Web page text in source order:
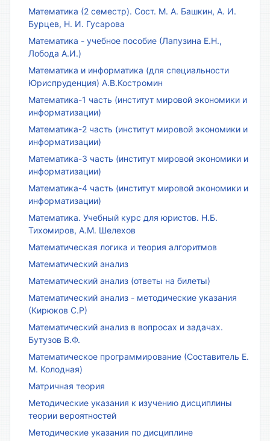
Математика (2 семестр). Сост. М. А. Башкин, А. И.
Бурцев, Н. И. Гусарова
Математика - учебное пособие (Лапузина Е.Н.,
Лобода А.И.)
Математика и информатика (для специальности
Юриспруденция) А.В.Костромин
Математика-1 часть (институт мировой экономики и
информатизации)
Математика-2 часть (институт мировой экономики и
информатизации)
Математика-3 часть (институт мировой экономики и
информатизации)
Математика-4 часть (институт мировой экономики и
информатизации)
Математика. Учебный курс для юристов. Н.Б.
Тихомиров, А.М. Шелехов
Математическая логика и теория алгоритмов
Математический анализ
Математический анализ (ответы на билеты)
Математический анализ - методические указания
(Кирюков С.Р)
Математический анализ в вопросах и задачах.
Бутузов В.Ф.
Математическое программирование (Составитель Е.
М. Колодная)
Матричная теория
Методические указания к изучению дисциплины
теории вероятностей
Методические указания по дисциплине